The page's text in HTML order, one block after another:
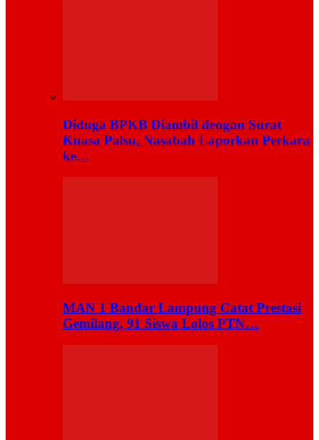
Diduga BPKB Diambil dengan Surat
Kuasa Palsu, Nasabah Laporkan Perkara
ke…
MAN 1 Bandar Lampung Catat Prestasi
Gemilang, 91 Siswa Lolos PTN…